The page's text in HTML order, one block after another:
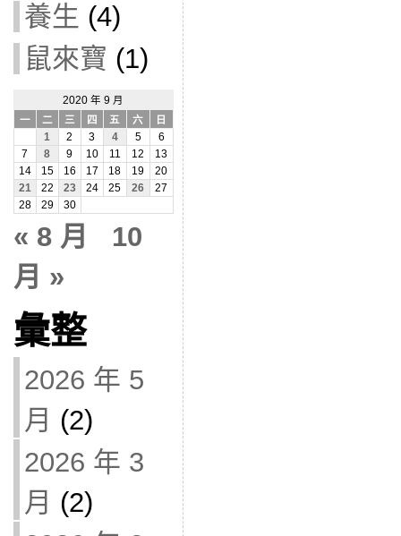
養生 (4)
鼠來寶 (1)
2020 年 9 月
一
二 三 四 五 六
日
1
2 3 4 5
6
7
8 9 10 11 12
13
14
15 16 17 18 19
20
21
22 23 24 25 26
27
28
29 30
« 8 月
10
月 »
彙整
2026 年 5
月 (2)
2026 年 3
月 (2)